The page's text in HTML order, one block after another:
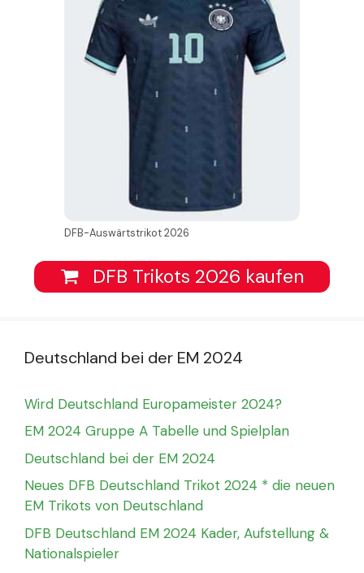
DFB-Auswärtstrikot 2026
DFB Trikots 2026 kaufen
Deutschland bei der EM 2024
Wird Deutschland Europameister 2024?
EM 2024 Gruppe A Tabelle und Spielplan
Deutschland bei der EM 2024
Neues DFB Deutschland Trikot 2024 * die neuen
EM Trikots von Deutschland
DFB Deutschland EM 2024 Kader, Aufstellung &
Nationalspieler